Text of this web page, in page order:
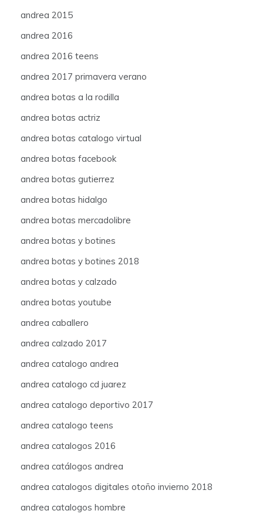
andrea 2015
andrea 2016
andrea 2016 teens
andrea 2017 primavera verano
andrea botas a la rodilla
andrea botas actriz
andrea botas catalogo virtual
andrea botas facebook
andrea botas gutierrez
andrea botas hidalgo
andrea botas mercadolibre
andrea botas y botines
andrea botas y botines 2018
andrea botas y calzado
andrea botas youtube
andrea caballero
andrea calzado 2017
andrea catalogo andrea
andrea catalogo cd juarez
andrea catalogo deportivo 2017
andrea catalogo teens
andrea catalogos 2016
andrea catálogos andrea
andrea catalogos digitales otoño invierno 2018
andrea catalogos hombre